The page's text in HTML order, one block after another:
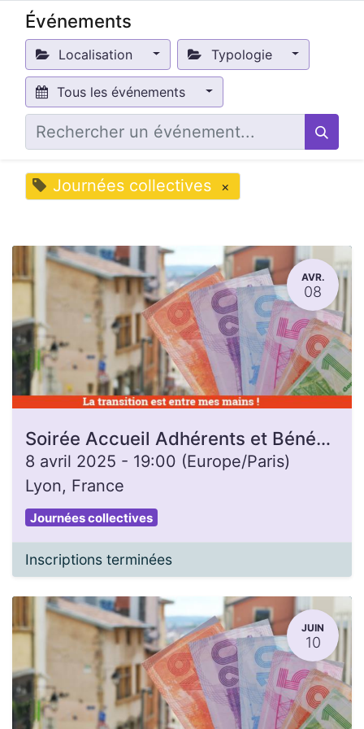
Événements
Localisation Typologie
Tous les événements
Journées collectives ×
AVR.
08
Soirée Accueil Adhérents et Bénévoles
8 avril 2025 - 19:00 (Europe/Paris)
Lyon, France
Journées collectives
Inscriptions terminées
JUIN
10